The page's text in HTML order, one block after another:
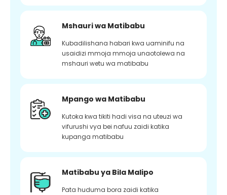
Mshauri wa Matibabu
Kubadilishana habari kwa uaminifu na
usaidizi mmoja mmoja unaotolewa na
mshauri wetu wa matibabu
Mpango wa Matibabu
Kutoka kwa tikiti hadi visa na uteuzi wa
vifurushi vya bei nafuu zaidi katika
kupanga matibabu
Matibabu ya Bila Malipo
Pata huduma bora zaidi katika